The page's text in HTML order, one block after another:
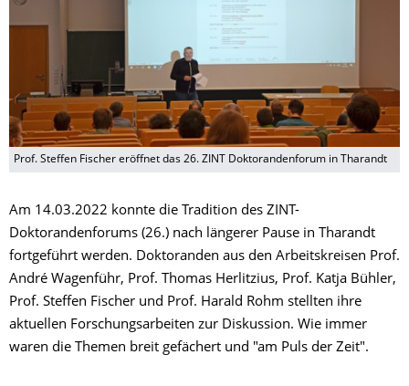
Prof. Steffen Fischer eröffnet das 26. ZINT Doktorandenforum in Tharandt
Am 14.03.2022 konnte die Tradition des ZINT-
Doktorandenforums (26.) nach längerer Pause in Tharandt
fortgeführt werden. Doktoranden aus den Arbeitskreisen Prof.
André Wagenführ, Prof. Thomas Herlitzius, Prof. Katja Bühler,
Prof. Steffen Fischer und Prof. Harald Rohm stellten ihre
aktuellen Forschungsarbeiten zur Diskussion. Wie immer
waren die Themen breit gefächert und "am Puls der Zeit".